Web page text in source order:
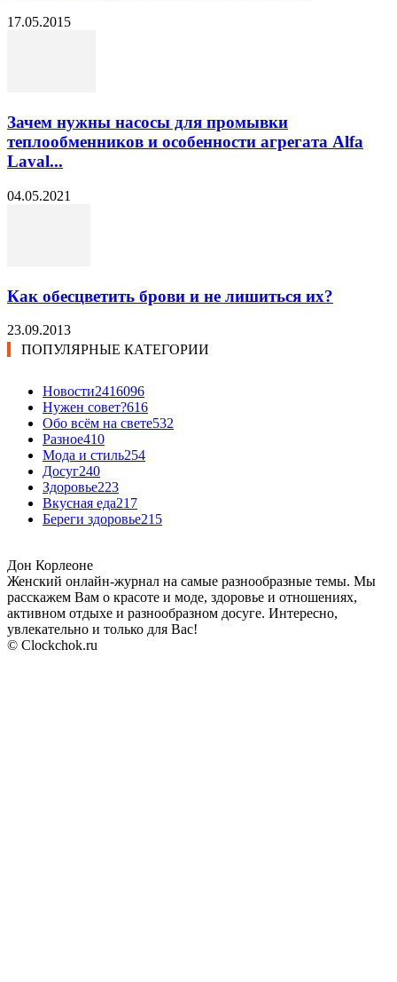
17.05.2015
Зачем нужны насосы для промывки
теплообменников и особенности агрегата Alfa
Laval...
04.05.2021
Как обесцветить брови и не лишиться их?
23.09.2013
ПОПУЛЯРНЫЕ КАТЕГОРИИ
Новости2416096
Нужен совет?616
Обо всём на свете532
Разное410
Мода и стиль254
Досуг240
Здоровье223
Вкусная еда217
Береги здоровье215
Дон Корлеоне
Женский онлайн-журнал на самые разнообразные темы. Мы
расскажем Вам о красоте и моде, здоровье и отношениях,
активном отдыхе и разнообразном досуге. Интересно,
увлекательно и только для Вас!
© Clockchok.ru